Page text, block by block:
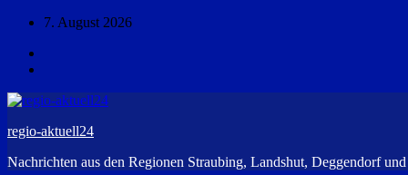
Zum
springen
7. August 2026
regio-aktuell24
Nachrichten aus den Regionen Straubing, Landshut, Deggendorf